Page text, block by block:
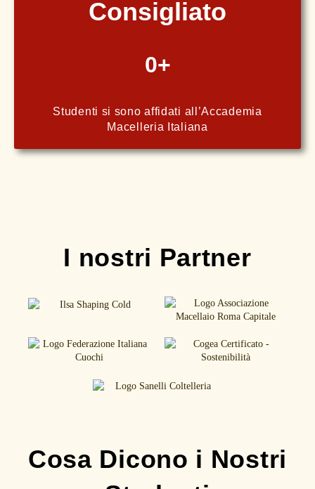
Consigliato
0+
Studenti si sono affidati all’Accademia
Macelleria Italiana
I nostri Partner
Cosa Dicono i Nostri